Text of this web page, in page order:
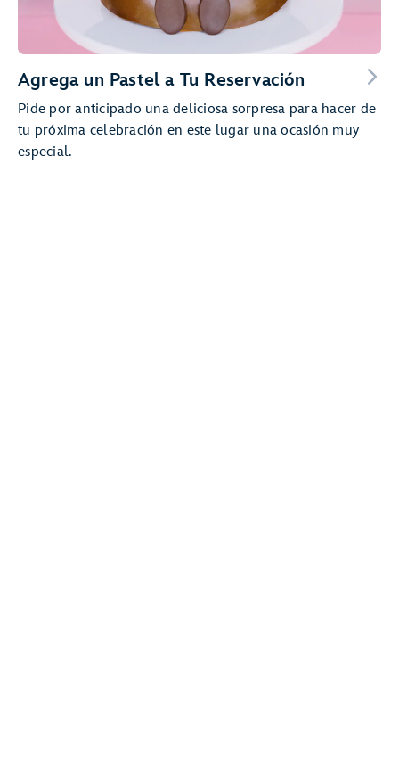
Agrega un Pastel a Tu Reservación
Pide por anticipado una deliciosa sorpresa para hacer de
tu próxima celebración en este lugar una ocasión muy
especial.